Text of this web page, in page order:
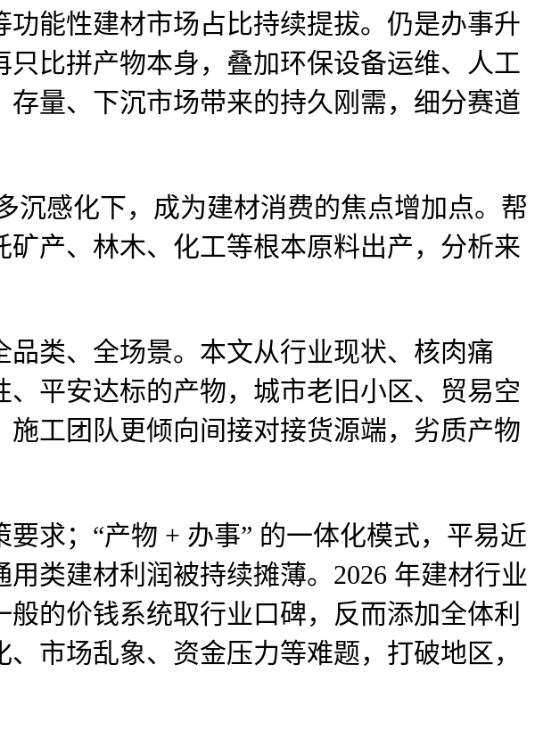
能性建材市场占比持续提拔。仍是办事升
比拼产物本身，叠加环保设备运维、人工
量、下沉市场带来的持久刚需，细分赛道
感化下，成为建材消费的焦点增加点。帮
产、林木、化工等根本原料出产，分析来
类、全场景。本文从行业现状、核肉痛
平安达标的产物，城市老旧小区、贸易空
工团队更倾向间接对接货源端，劣质产物
；“产物 + 办事” 的一体化模式，平易近
类建材利润被持续摊薄。2026 年建材行业
的价钱系统取行业口碑，反而添加全体利
市场乱象、资金压力等难题，打破地区，